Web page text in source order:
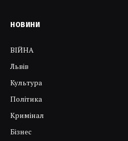
НОВИНИ
ВІЙНА
Львів
Культура
Політика
Кримінал
Бізнес